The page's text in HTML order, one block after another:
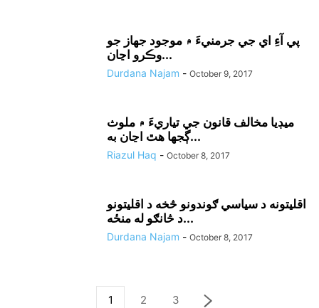
پي آءِ اي جي جرمنيءَ ۾ موجود جهاز جو
وڪرو اڃان...
Durdana Najam - October 9, 2017
ميڊيا مخالف قانون جي تياريءَ ۾ ملوث
ڳجها هٿ اڃان به...
Riazul Haq - October 8, 2017
اقليتونه د سياسي ګوندونو څخه د اقليتونو
د څانګو له منځه...
Durdana Najam - October 8, 2017
1 2 3